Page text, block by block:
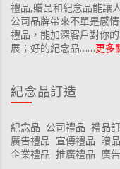
禮品,贈品和紀念品能讓
公司品牌帶來不單是感
禮品，能加深客戶對你
展；好的紀念品……更多
紀念品訂造
紀念品 公司禮品 禮品
廣告禮品 宣傳禮品 贈品
企業禮品 推廣禮品 廣